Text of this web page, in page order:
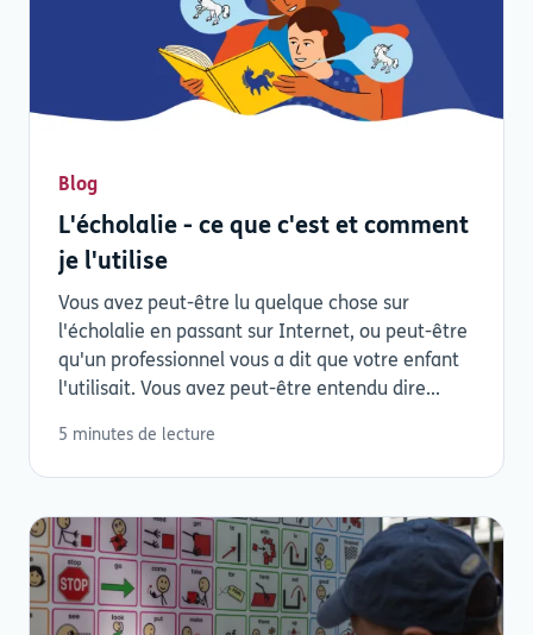
Blog
L'écholalie - ce que c'est et comment
je l'utilise
Vous avez peut-être lu quelque chose sur
l'écholalie en passant sur Internet, ou peut-être
qu'un professionnel vous a dit que votre enfant
l'utilisait. Vous avez peut-être entendu dire...
5 minutes de lecture